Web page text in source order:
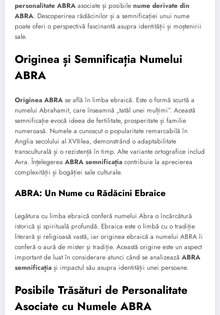
personalitate ABRA asociate și posibile nume derivate din
ABRA. Descoperirea rădăcinilor și a semnificației unui nume
poate oferi o perspectivă fascinantă asupra identității și moștenirii
sale.
Originea și Semnificația Numelui
ABRA
Originea ABRA se află în limba ebraică. Este o formă scurtă a
numelui Abrahamit, care înseamnă „tatăl unei mulțimi”. Această
semnificație evocă ideea de fertilitate, prosperitate și familie
numeroasă. Numele a cunoscut o popularitate remarcabilă în
Anglia secolului al XVII-lea, demonstrând o adaptabilitate
transculturală și o rezistență în timp. Alte variante ortografice includ
Avra. Înțelegerea ABRA semnificația contribuie la aprecierea
complexității și bogăției sale culturale.
ABRA: Un Nume cu Rădăcini Ebraice
Legătura cu limba ebraică conferă numelui Abra o încărcătură
istorică și spirituală profundă. Ebraica este o limbă cu o tradiție
literară și religioasă vastă, iar originea ebraică a numelui ABRA îi
conferă o aură de mister și tradiție. Această origine este un aspect
important de luat în considerare atunci când se analizează ABRA
semnificația și impactul său asupra identității unei persoane.
Posibile Trăsături de Personalitate
Asociate cu Numele ABRA